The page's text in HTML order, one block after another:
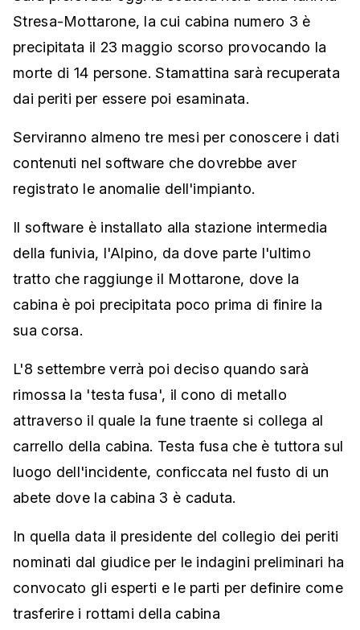
Stresa-Mottarone, la cui cabina numero 3 è
precipitata il 23 maggio scorso provocando la
morte di 14 persone. Stamattina sarà recuperata
dai periti per essere poi esaminata.
Serviranno almeno tre mesi per conoscere i dati
contenuti nel software che dovrebbe aver
registrato le anomalie dell'impianto.
Il software è installato alla stazione intermedia
della funivia, l'Alpino, da dove parte l'ultimo
tratto che raggiunge il Mottarone, dove la
cabina è poi precipitata poco prima di finire la
sua corsa.
L'8 settembre verrà poi deciso quando sarà
rimossa la 'testa fusa', il cono di metallo
attraverso il quale la fune traente si collega al
carrello della cabina. Testa fusa che è tuttora sul
luogo dell'incidente, conficcata nel fusto di un
abete dove la cabina 3 è caduta.
In quella data il presidente del collegio dei periti
nominati dal giudice per le indagini preliminari ha
convocato gli esperti e le parti per definire come
trasferire i rottami della cabina